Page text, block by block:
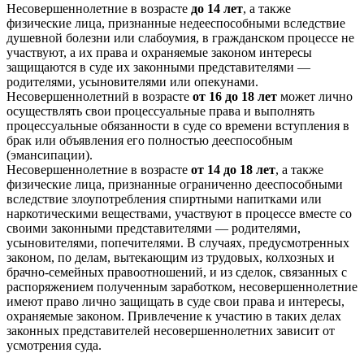
Несовершеннолетние в возрасте до 14 лет, а также
физические лица, признанные недееспособными вследствие
душевной болезни или слабоумия, в гражданском процессе не
участвуют, а их права и охраняемые законом интересы
защищаются в суде их законными представителями —
родителями, усыновителями или опекунами.
Несовершеннолетний в возрасте от 16 до 18 лет может лично
осуществлять свои процессуальные права и выполнять
процессуальные обязанности в суде со времени вступления в
брак или объявления его полностью дееспособным
(эмансипации).
Несовершеннолетние в возрасте от 14 до 18 лет, а также
физические лица, признанные ограниченно дееспособными
вследствие злоупотребления спиртными напитками или
наркотическими веществами, участвуют в процессе вместе со
своими законными представителями — родителями,
усыновителями, попечителями. В случаях, предусмотренных
законом, по делам, вытекающим из трудовых, колхозных и
брачно-семейных правоотношений, и из сделок, связанных с
распоряжением полученным заработком, несовершеннолетние
имеют право лично защищать в суде свои права и интересы,
охраняемые законом. Привлечение к участию в таких делах
законных представителей несовершеннолетних зависит от
усмотрения суда.